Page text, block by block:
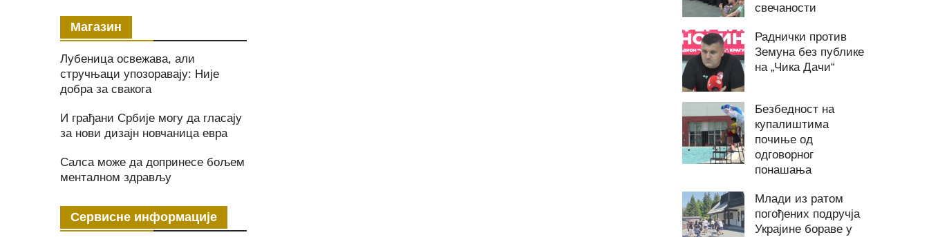
свечаности
Раднички против
Земуна без публике
на „Чика Дачи“
Безбедност на
купалиштима
почиње од
одговорног
понашања
Млади из ратом
погођених подручја
Украјине бораве у
Магазин
Лубеница освежава, али
стручњаци упозоравају: Није
добра за свакога
И грађани Србије могу да гласају
за нови дизајн новчаница евра
Салса може да допринесе бољем
менталном здрављу
Сервисне информације